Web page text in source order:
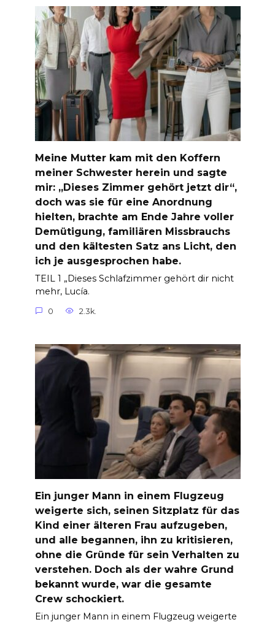
Meine Mutter kam mit den Koffern
meiner Schwester herein und sagte
mir: „Dieses Zimmer gehört jetzt dir“,
doch was sie für eine Anordnung
hielten, brachte am Ende Jahre voller
Demütigung, familiären Missbrauchs
und den kältesten Satz ans Licht, den
ich je ausgesprochen habe.
TEIL 1 „Dieses Schlafzimmer gehört dir nicht
mehr, Lucía.
0 2.3k.
Ein junger Mann in einem Flugzeug
weigerte sich, seinen Sitzplatz für das
Kind einer älteren Frau aufzugeben,
und alle begannen, ihn zu kritisieren,
ohne die Gründe für sein Verhalten zu
verstehen. Doch als der wahre Grund
bekannt wurde, war die gesamte
Crew schockiert.
Ein junger Mann in einem Flugzeug weigerte